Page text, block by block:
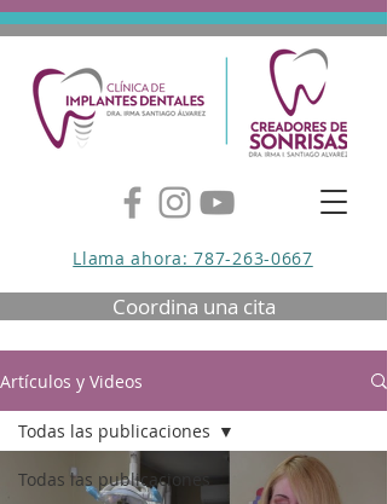
Llama ahora: 787-263-0667
Coordina una cita
Artículos y Videos
Todas las publicaciones
Todas las publicaciones